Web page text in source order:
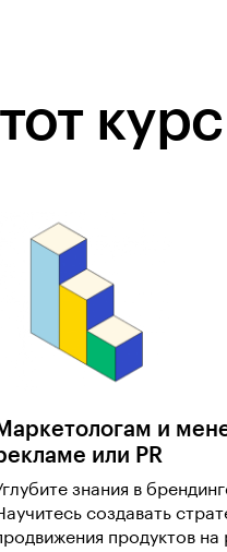
курс
и
или PR
знания в
создавать
продуктов